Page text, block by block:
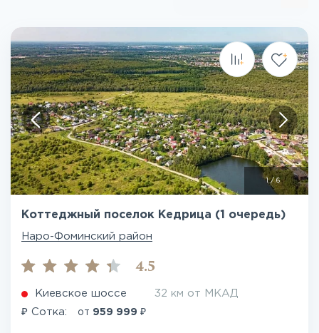
1/6
Коттеджный поселок Кедрица (1 очередь)
Наро-Фоминский район
4.5
Киевское шоссе 32 км от МКАД
₽ Сотка: от 959 999 ₽